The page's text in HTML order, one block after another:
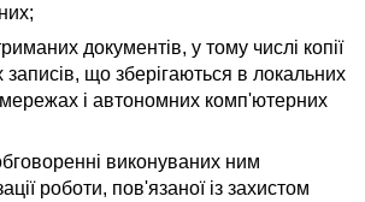
документів, у тому числі копії
записів, що зберігаються в локальних
і автономних комп'ютерних
виконуваних ним
роботи, пов'язаної із захистом